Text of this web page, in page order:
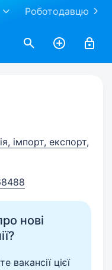
Роботодавцю
імпорт, експорт,
нові
вакансії цієї